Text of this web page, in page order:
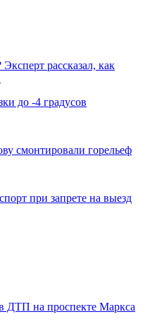
рассказал, как
до -4 градусов
смонтировали горельеф
при запрете на выезд
ДТП на проспекте Маркса